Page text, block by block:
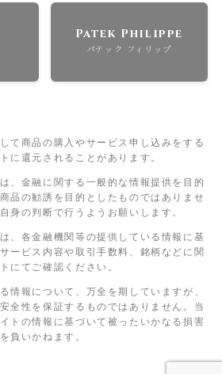
Patek Philippe
パテック フィリップ
て商品の購入やサービス申し込みをする
に還元されることがあります。
、金融に関する一般的な情報提供を目的
品の勧誘を目的としたものではありませ
身の判断で行うようお願いします。
、各金融機関等の提供している情報に基
ービス内容や取引手数料、銘柄などに関
にてご確認ください。
情報について、万全を期していますが、
全性を保証するものではありません。当
トの情報に基づいて被ったいかなる損害
負いかねます。